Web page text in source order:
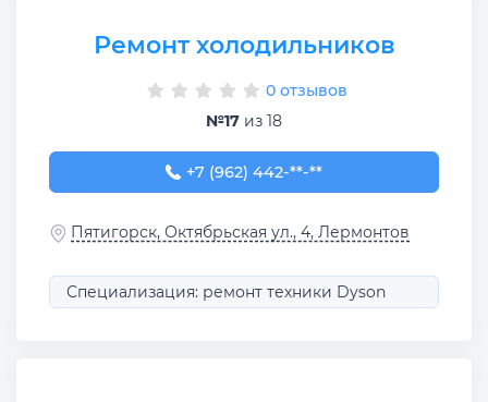
Ремонт холодильников
0 отзывов
№17 из 18
+7 (962) 442-61-82
+7 (962) 442-**-**
Пятигорск, Октябрьская ул., 4, Лермонтов
Специализация: ремонт техники Dyson